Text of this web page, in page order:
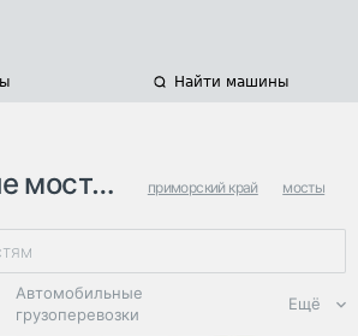
Найти машины
в приморье приморский край мосты
Автомобильные
грузоперевозки
Ещё